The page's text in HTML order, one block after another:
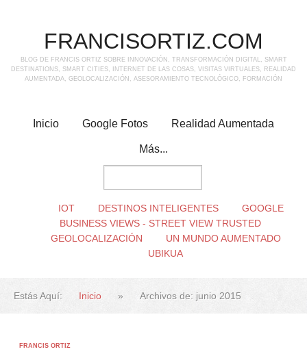
FRANCISORTIZ.COM
BLOG DE FRANCIS ORTIZ SOBRE INNOVACIÓN, TRANSFORMACIÓN DIGITAL, SMART
DESTINATIONS, SMART CITIES, INTERNET DE LAS COSAS, VISITAS VIRTUALES, REALIDAD
AUMENTADA, GEOLOCALIZACIÓN, ASESORAMIENTO TECNOLÓGICO, FORMACIÓN
Inicio Google Fotos Realidad Aumentada
Más...
IOT DESTINOS INTELIGENTES
GOOGLE
BUSINESS VIEWS - STREET VIEW TRUSTED
GEOLOCALIZACIÓN
UN MUNDO AUMENTADO
UBIKUA
Estás Aquí: Inicio » Archivos de: junio 2015
FRANCIS ORTIZ